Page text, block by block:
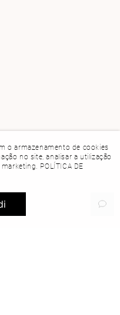
o armazenamento de cookies
no site, analisar a utilização
POLÍTICA DE